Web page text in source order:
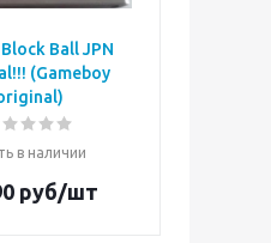
Ball JPN
(Gameboy
в наличии
руб/шт